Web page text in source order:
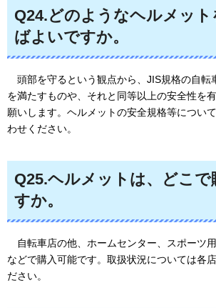
Q24.どのようなヘルメッ
ばよいですか。
頭部を守るという観点から、JIS規格の自転
を満たすものや、それと同等以上の安全性を
願いします。ヘルメットの安全規格等につい
わせください。
Q25.ヘルメットは、どこで
すか。
自転車店の他、 ホームセンター、スポーツ
などで購入可能です。取扱状況については各
ださい。